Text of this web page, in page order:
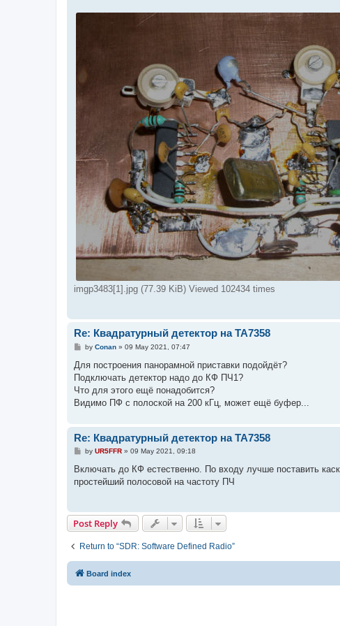
imgp3483[1].jpg (77.39 KiB) Viewed 102434 times
Re: Квадратурный детектор на TA7358
P
s
by Conan» 09 May 2021, 07:47
Для построения панорамной приставки подойдёт?
Подключать детектор надо до КФ ПЧ1?
Что для этого ещё понадобится?
Видимо ПФ с полоской на 200 кГц, может ещё буфер...
Re: Квадратурный детектор на TA7358
P
s
by UR5FFR» 09 May 2021, 09:18
Включать до КФ естественно. По входу лучше поставить
простейший полосовой на частоту ПЧ
Post Reply
Return to “SDR: Software Defined Radio”
Board index